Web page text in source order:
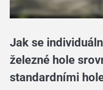
Jak se
železné hole
standardními